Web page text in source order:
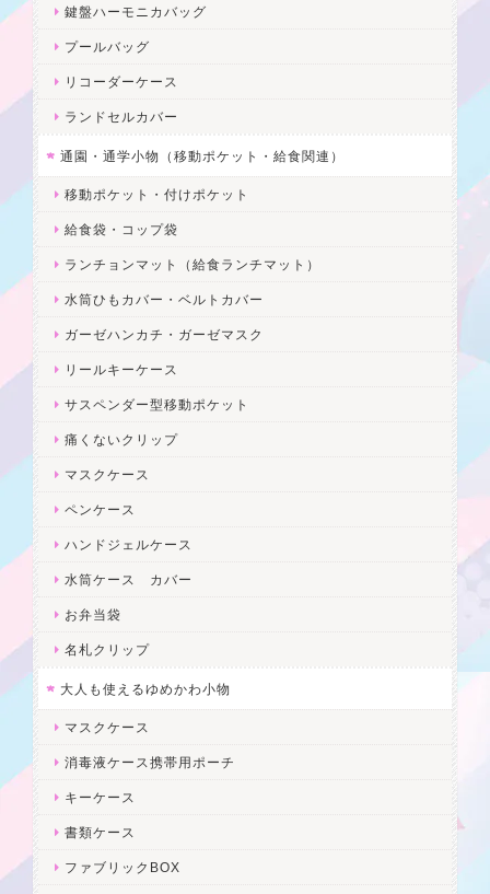
鍵盤ハーモニカバッグ
プールバッグ
リコーダーケース
ランドセルカバー
通園・通学小物（移動ポケット・給食関連）
移動ポケット・付けポケット
給食袋・コップ袋
ランチョンマット（給食ランチマット）
水筒ひもカバー・ベルトカバー
ガーゼハンカチ・ガーゼマスク
リールキーケース
サスペンダー型移動ポケット
痛くないクリップ
マスクケース
ペンケース
ハンドジェルケース
水筒ケース カバー
お弁当袋
名札クリップ
大人も使えるゆめかわ小物
マスクケース
消毒液ケース携帯用ポーチ
キーケース
書類ケース
ファブリックBOX